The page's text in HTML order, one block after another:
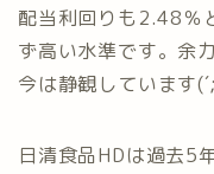
配当利回りも2.48％
ず高い水準です。余
今は静観しています
日清食品HDは過去5